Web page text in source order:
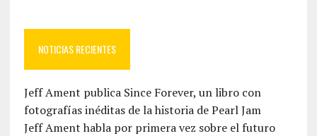
NOTICIAS RECIENTES
Jeff Ament publica Since Forever, un libro con
fotografías inéditas de la historia de Pearl Jam
Jeff Ament habla por primera vez sobre el futuro